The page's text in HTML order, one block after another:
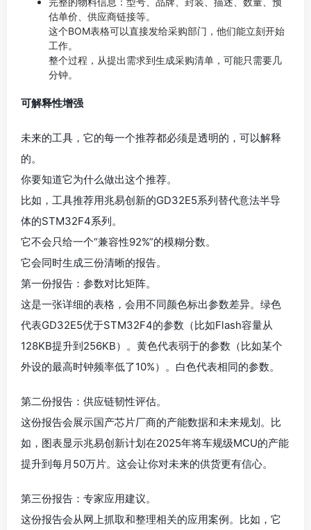
估单价、供应商链接等。
这个BOM表格可以直接发给采购部门，他们能立刻开始
工作。
整个过程，从提出需求到生成采购清单，可能只需要几
分钟。
可解释性增强
未来的工具，它的每一个推荐都必须是透明的，可以解释
的。
你要知道它为什么做出这个推荐。
比如，工具推荐用兆易创新的GD32E5系列替代意法半导
体的STM32F4系列。
它不会只给一个“兼容性92%”的模糊分数。
它会同时生成三份清晰的报告。
第一份报告：参数对比矩阵。
这是一张详细的表格，会用不同颜色标出参数差异。绿色
代表GD32E5优于STM32F4的参数（比如Flash容量从
128KB提升到256KB）。黄色代表弱于的参数（比如某个
外设的最高时钟频率低了10%）。白色代表相同的参数。
第二份报告：供应链韧性评估。
这份报告会展示国产芯片厂商的产能数据和未来规划。比
如，图表显示兆易创新计划在2025年将车规级MCU的产能
提升到每月50万片。这会让你对未来的供货更有信心。
第三份报告：专家应用建议。
这份报告会从网上抓取和整理相关的应用案例。比如，它